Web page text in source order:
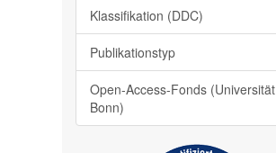
Klassifikation (DDC)
Publikationstyp
Open-Access-Fonds (Universität
Bonn)